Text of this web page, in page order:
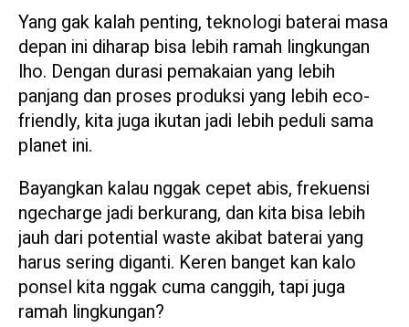
Yang gak kalah penting, teknologi baterai masa
depan ini diharap bisa lebih ramah lingkungan
lho. Dengan durasi pemakaian yang lebih
panjang dan proses produksi yang lebih eco-
friendly, kita juga ikutan jadi lebih peduli sama
planet ini.
Bayangkan kalau nggak cepet abis, frekuensi
ngecharge jadi berkurang, dan kita bisa lebih
jauh dari potential waste akibat baterai yang
harus sering diganti. Keren banget kan kalo
ponsel kita nggak cuma canggih, tapi juga
ramah lingkungan?